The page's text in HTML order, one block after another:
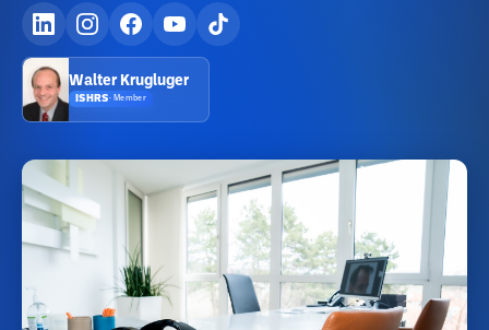
Walter Krugluger
ISHRS· Member